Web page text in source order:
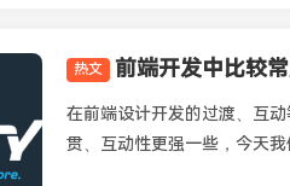
JavaScript
热文
在前端设计开发的过渡、互
贯、互动性更强一些，今天